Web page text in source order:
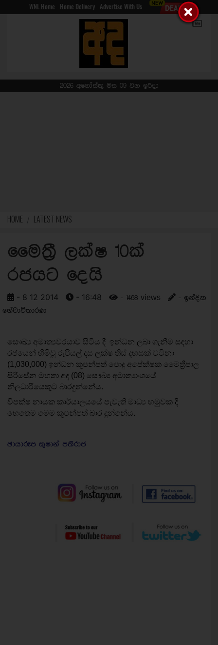
WNL Home Home Delivery Advertise With Us
2026 අගෝස්තු මස 09 වන ඉරිදා
HOME LATEST NEWS
මෛත්‍රී ලක්ෂ 10ක්
රජයට දෙයි
- 8 12 2014 - 16:48 - 1468 views
- ඉන්දික
හේවාවිතාරණ
සෞඛ්‍ය අමාත්‍යවරයාව සිටිය දී ඉන්ධන ලබා ගැනීම සඳහා
රජයෙන් හිමිවූ රුපියල් දස ලක්ෂ තිස් දහසක් වටිනා
(1,030,000) ඉන්ධන කූපන්පත් පොදු අපේක්ෂක මෛත්‍රීපාල
සිරිසේන මහතා අද (08) සෞඛ්‍ය අමාත්‍යාංශයේ
නිලධාරියෙකුට බාරදුන්නේය.
විපක්ෂ නායක කාර්යාලයයේ පැවැති මාධ්‍ය හමුවක දී
හෙතෙම මෙම කූපන්පත් බාර දුන්නේය.
ඡායාරූප කුෂාන් පතිරාජ